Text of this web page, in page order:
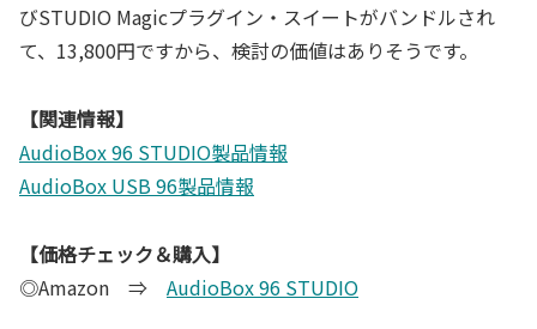
びSTUDIO Magicプラグイン・スイートがバンドルされ
て、13,800円ですから、検討の価値はありそうです。
【関連情報】
AudioBox 96 STUDIO製品情報
AudioBox USB 96製品情報
【価格チェック＆購入】
◎Amazon ⇒ AudioBox 96 STUDIO